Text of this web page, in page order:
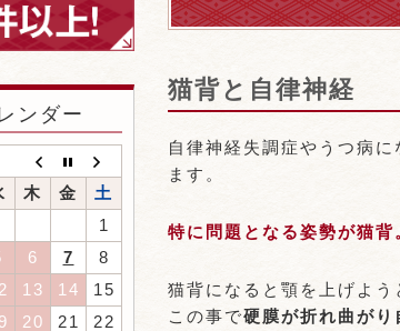
猫背と自律神経
自律神経失調症やうつ病に
ます。
特に問題となる姿勢が猫背
猫背になると顎を上げよ
この事で硬膜が折れ曲がり
ンダー
木 金
土
1
6 7
8
13 14
15
20 21
22